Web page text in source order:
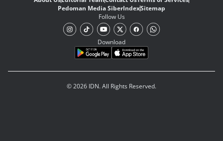
Pedoman Media SiberIndexSitemap
Follow Us
Download
© 2026 IDN. All Rights Reserved.